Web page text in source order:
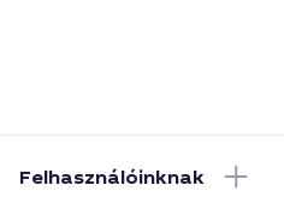
Felhasználóinknak